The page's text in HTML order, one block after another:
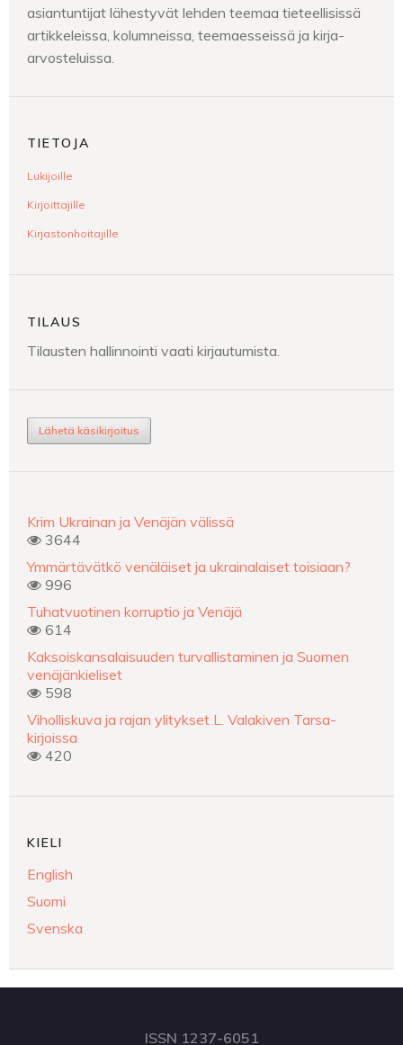
asiantuntijat lähestyvät lehden teemaa tieteellisissä
artikkeleissa, kolumneissa, teemaesseissä ja kirja-
arvosteluissa.
TIETOJA
Lukijoille
Kirjoittajille
Kirjastonhoitajille
TILAUS
Tilausten hallinnointi vaati kirjautumista.
Lähetä käsikirjoitus
Krim Ukrainan ja Venäjän välissä
3644
Ymmärtävätkö venäläiset ja ukrainalaiset toisiaan?
996
Tuhatvuotinen korruptio ja Venäjä
614
Kaksoiskansalaisuuden turvallistaminen ja Suomen
venäjänkieliset
598
Viholliskuva ja rajan ylitykset L. Valakiven Tarsa-
kirjoissa
420
KIELI
English
Suomi
Svenska
ISSN 1237-6051